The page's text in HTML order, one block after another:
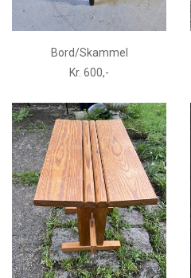
Bord/Skammel
Kr. 600,-